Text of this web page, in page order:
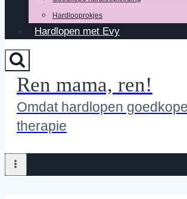
Hardlooprokjes
Hardlopen met Evy
Ren mama, ren!
Omdat hardlopen
therapie